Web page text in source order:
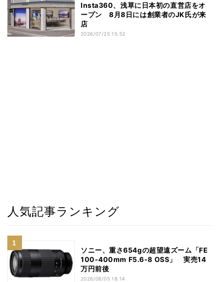
Insta360、浅草に日本初の直営店をオ
ープン 8月8日には創業者のJK氏が来
店
2026/07/25 15:52
人気記事ランキング
ソニー、重さ654gの超望遠ズーム「FE
100-400mm F5.6-8 OSS」 実売14
万円前後
2026/08/05 18:14